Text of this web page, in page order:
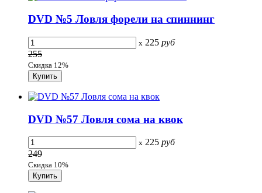
DVD №5 Ловля форели на спиннинг
x 225 руб
255
Скидка 12%
DVD №57 Ловля сома на квок
x 225 руб
249
Скидка 10%